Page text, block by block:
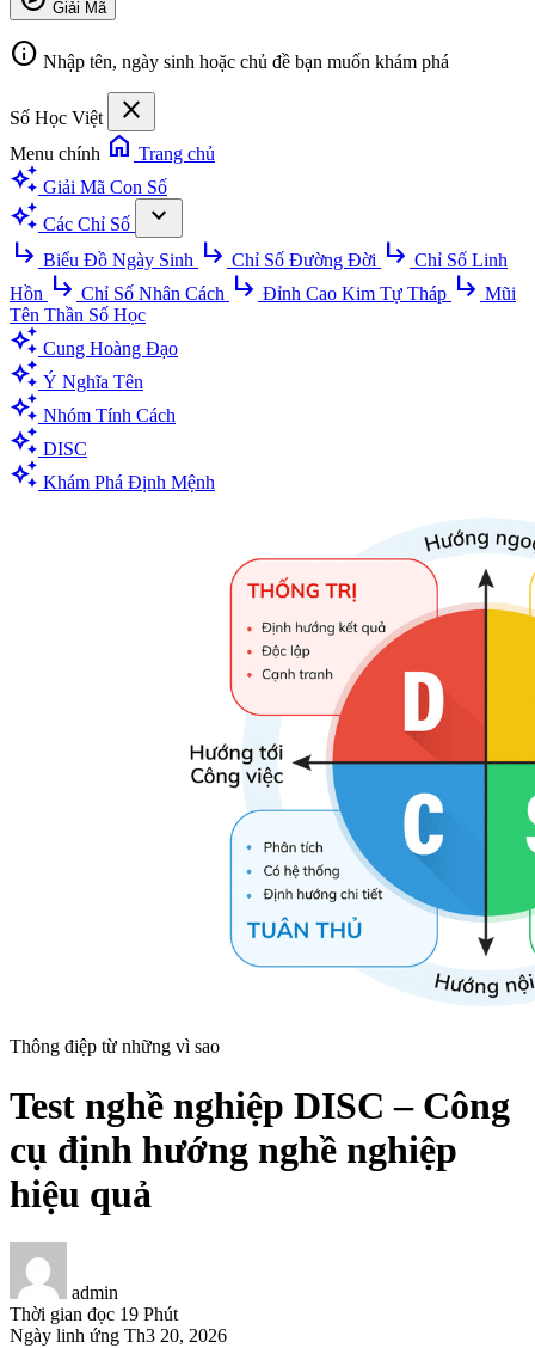
Giải Mã
info Nhập tên, ngày sinh hoặc chủ đề bạn muốn khám phá
Số Học Việt close
Menu chính home Trang chủ
auto_awesome Giải Mã Con Số
auto_awesome Các Chỉ Số
expand_more
subdirectory_arrow_right Biểu Đồ Ngày Sinh subdirectory_arrow_right Chỉ Số Đường Đời subdirectory_arrow_right Chỉ Số Linh
Hồn subdirectory_arrow_right Chỉ Số Nhân Cách subdirectory_arrow_right Đỉnh Cao Kim Tự Tháp subdirectory_arrow_right Mũi
Tên Thần Số Học
auto_awesome Cung Hoàng Đạo
auto_awesome Ý Nghĩa Tên
auto_awesome Nhóm Tính Cách
auto_awesome DISC
auto_awesome Khám Phá Định Mệnh
Thông điệp từ những vì sao
Test nghề nghiệp DISC – Công
cụ định hướng nghề nghiệp
hiệu quả
admin
Thời gian đọc 19 Phút
Ngày linh ứng Th3 20, 2026